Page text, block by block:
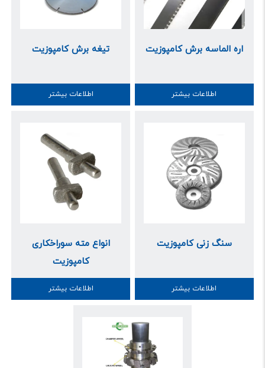
اره الماسه برش کامپوزیت
اطلاعات بیشتر
تیغه برش کامپوزیت
اطلاعات بیشتر
سنگ زنی کامپوزیت
اطلاعات بیشتر
انواع مته سوراخکاری
کامپوزیت
اطلاعات بیشتر